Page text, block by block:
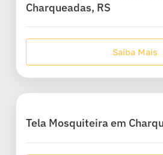
Charqueadas, RS
Saiba Mais
Tela Mosquiteira em